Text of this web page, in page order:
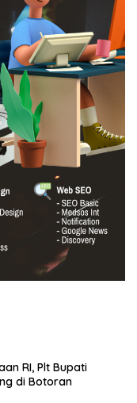
RI, Plt Bupati
di Botoran